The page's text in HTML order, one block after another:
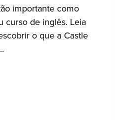
importante como
curso de inglês. Leia
o que a Castle